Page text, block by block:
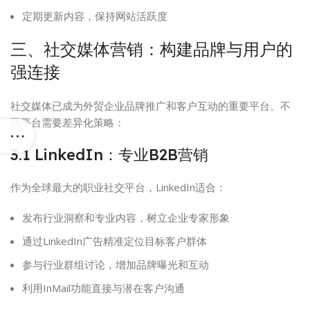
定期更新内容，保持网站活跃度
三、社交媒体营销：构建品牌与用户的
强连接
社交媒体已成为外贸企业品牌推广和客户互动的重要平台。不
同平台需要差异化策略：
3.1 LinkedIn：专业B2B营销
作为全球最大的职业社交平台，LinkedIn适合：
发布行业洞察和专业内容，树立企业专家形象
通过LinkedIn广告精准定位目标客户群体
参与行业群组讨论，增加品牌曝光和互动
利用InMail功能直接与潜在客户沟通